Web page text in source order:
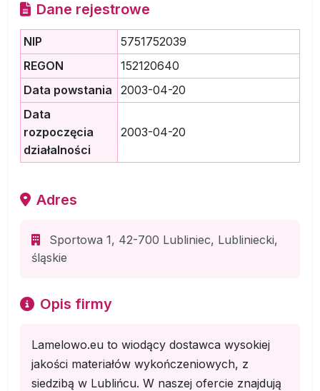
Dane rejestrowe
NIP
5751752039
REGON
152120640
Data powstania
2003-04-20
Data
rozpoczęcia
działalności
2003-04-20
Adres
Sportowa 1, 42-700 Lubliniec, Lubliniecki,
śląskie
Opis firmy
Lamelowo.eu to wiodący dostawca wysokiej
jakości materiałów wykończeniowych, z
siedzibą w Lublińcu. W naszej ofercie znajdują